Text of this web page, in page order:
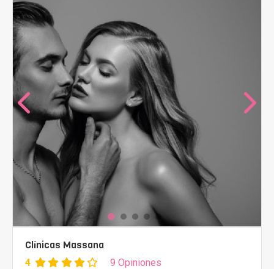
Clínicas Massana
4 9 Opiniones